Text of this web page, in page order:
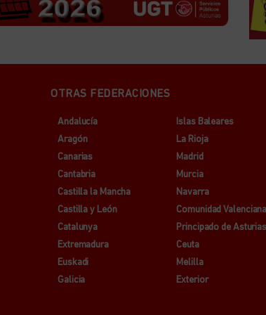
OTRAS FEDERACIONES
Andalucía
Aragón
Canarias
Cantabria
Castilla la Mancha
Castilla y León
Catalunya
Extremadura
Euskadi
Galicia
Islas Baleares
La Rioja
Madrid
Murcia
Navarra
Comunidad
Principado de
Ceuta
Melilla
Exterior